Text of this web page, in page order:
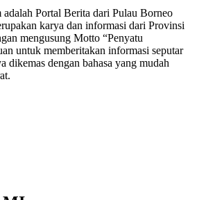
Portal Berita dari Pulau Borneo
karya dan informasi dari Provinsi
mengusung Motto “Penyatu
untuk memberitakan informasi seputar
dikemas dengan bahasa yang mudah